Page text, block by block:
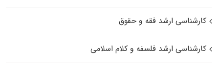
کارشناسی ارشد فقه و حقوق
کارشناسی ارشد فلسفه و کلام اسلامی